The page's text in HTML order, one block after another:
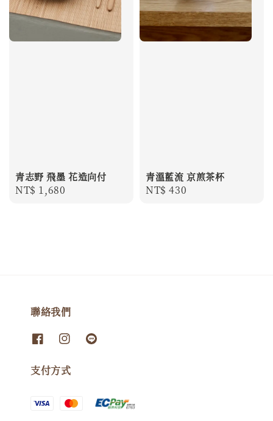
青志野 飛墨 花造向付
Regular
NT$ 1,680
青溫藍流 京煎茶杯
Regular
NT$ 430
聯絡我們
支付方式